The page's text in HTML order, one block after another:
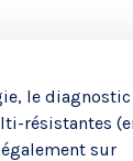
le
résistantes
sur